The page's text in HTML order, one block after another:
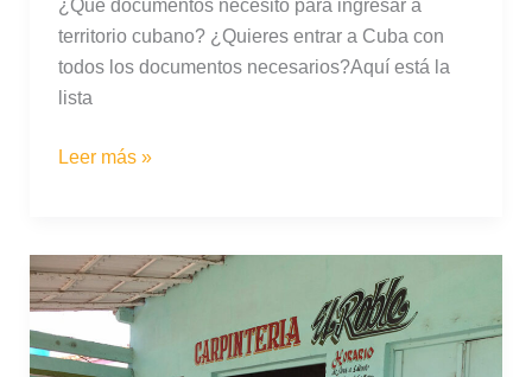
¿Qué documentos necesito para ingresar a
territorio cubano? ¿Quieres entrar a Cuba con
todos los documentos necesarios?Aquí está la
lista
Requisitos
Cuba
Leer más »